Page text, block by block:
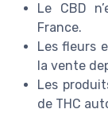
Le CBD
France.
Les fleurs
la vente
Les
de THC